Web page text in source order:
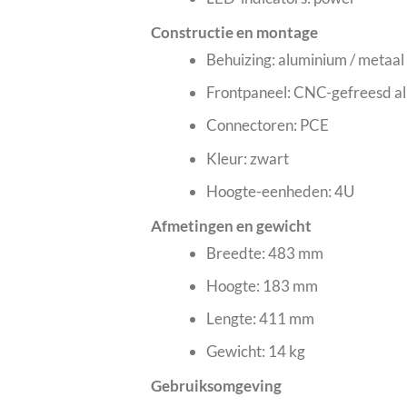
Constructie en montage
Behuizing: aluminium / metaal
Frontpaneel: CNC-gefreesd
Connectoren: PCE
Kleur: zwart
Hoogte-eenheden: 4U
Afmetingen en gewicht
Breedte: 483 mm
Hoogte: 183 mm
Lengte: 411 mm
Gewicht: 14 kg
Gebruiksomgeving